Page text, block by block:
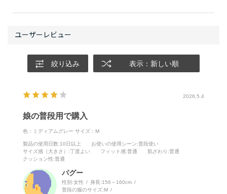
絞り込み 表示：新しい順
2026.5.4
娘の普段用で購入
色：ミディアムグレー サイズ：M
製品の使用日数:10日以上 お使いの使用シーン:普段使い
サイズ感（大きさ） :丁度よい フィット感:普通 肌ざわり :普通
クッション性:普通
パグー
性別:女性 身長:156～160cm
普段の服のサイズ:M